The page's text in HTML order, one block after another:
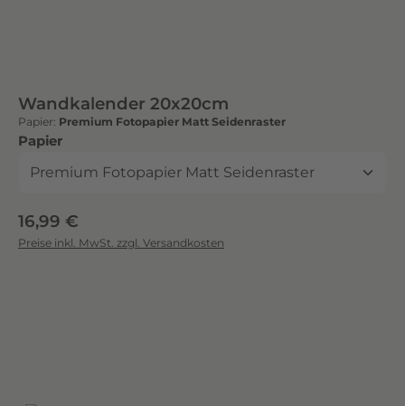
Wandkalender 20x20cm
Papier: Premium Fotopapier Matt Seidenraster
Papierauswählen
Regulärer Preis:
16,99 €
Preise inkl. MwSt. zzgl. Versandkosten